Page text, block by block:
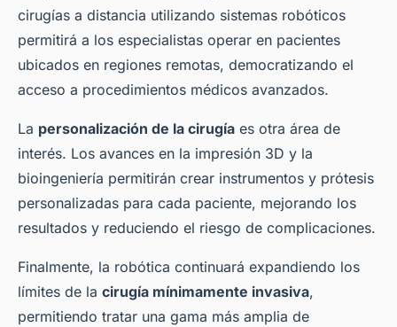
cirugías a distancia utilizando sistemas robóticos
permitirá a los especialistas operar en pacientes
ubicados en regiones remotas, democratizando el
acceso a procedimientos médicos avanzados.
La personalización de la cirugía es otra área de
interés. Los avances en la impresión 3D y la
bioingeniería permitirán crear instrumentos y prótesis
personalizadas para cada paciente, mejorando los
resultados y reduciendo el riesgo de complicaciones.
Finalmente, la robótica continuará expandiendo los
límites de la cirugía mínimamente invasiva,
permitiendo tratar una gama más amplia de